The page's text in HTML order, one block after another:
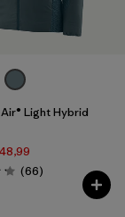
Light Hybrid
4.2 / 5
(66Comentarios
)